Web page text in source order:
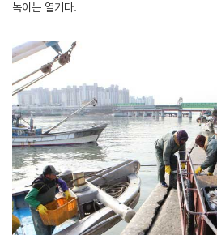
녹이는 열기다.